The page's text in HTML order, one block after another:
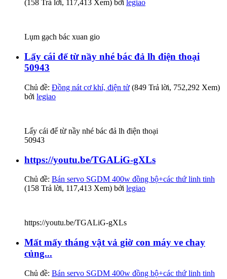
(158 Trả lời, 117,413 Xem) bởi legiao
Lụm gạch bác xuan gio
Lấy cái đế từ nầy nhé bác đả lh điện thoại
50943
Chủ đề: Đồng nát cơ khí, điện tử (849 Trả lời, 752,292 Xem)
bởi legiao
Lấy cái đế từ nầy nhé bác đả lh điện thoại
50943
https://youtu.be/TGALiG-gXLs
Chủ đề: Bán servo SGDM 400w đồng bộ+các thứ linh tinh
(158 Trả lời, 117,413 Xem) bởi legiao
https://youtu.be/TGALiG-gXLs
Mất mấy tháng vật vả giờ con máy ve chay
củng...
Chủ đề: Bán servo SGDM 400w đồng bộ+các thứ linh tinh